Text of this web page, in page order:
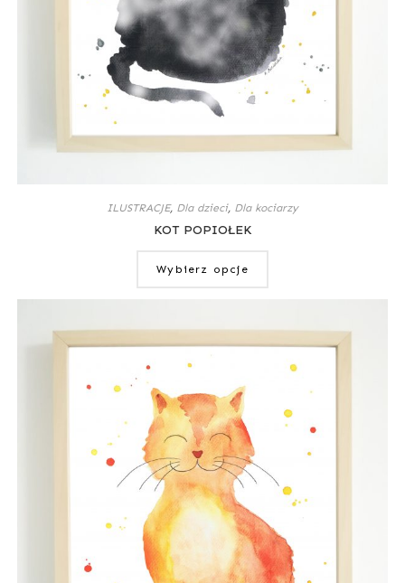
ILUSTRACJE, Dla dzieci, Dla kociarzy
KOT POPIOŁEK
Wybierz opcje